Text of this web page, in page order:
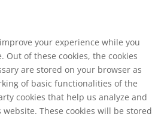
your experience while you
of these cookies, the cookies
are stored on your browser as
of basic functionalities of the
cookies that help us analyze and
These cookies will be stored